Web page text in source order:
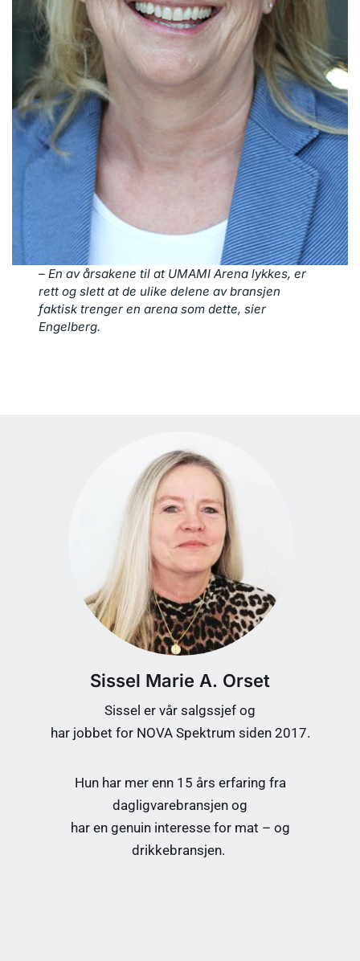
– En av årsakene til at UMAMI Arena lykkes, er
rett og slett at de ulike delene av bransjen
faktisk trenger en arena som dette, sier
Engelberg.
Sissel Marie A. Orset
Sissel er vår salgssjef og
har jobbet for NOVA Spektrum siden 2017.
Hun har mer enn 15 års erfaring fra
dagligvarebransjen og
har en genuin interesse for mat – og
drikkebransjen.